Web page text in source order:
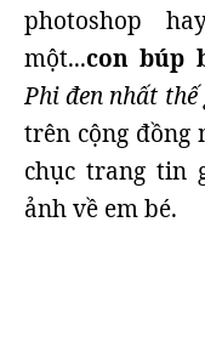
photoshop
một...con búp
Phi đen nhất
trên cộng đồng
chục trang tin
ảnh về em bé.